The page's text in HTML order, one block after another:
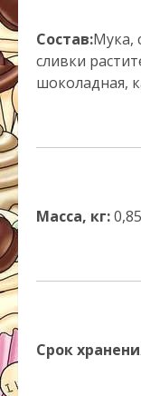
Состав:Мука,
сливки
шоколадная,
Масса, кг:0,85
Срок